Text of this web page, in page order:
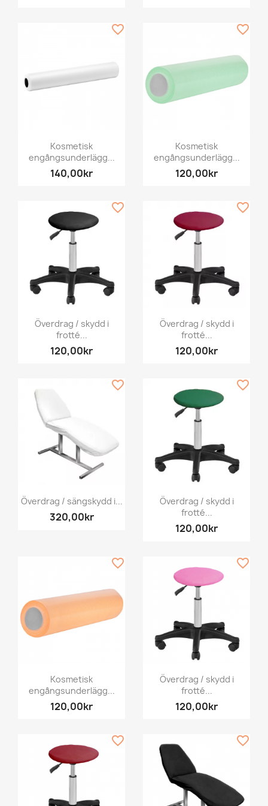
Kosmetisk
engångsunderlägg...
140,00kr
favorite_border
Kosmetisk
engångsunderlägg...
120,00kr
favorite_border
Överdrag / skydd i
frotté...
120,00kr
favorite_border
Överdrag / skydd i
frotté...
120,00kr
favorite_border
Överdrag / sängskydd i...
320,00kr
favorite_border
Överdrag / skydd i
frotté...
120,00kr
favorite_border
Kosmetisk
engångsunderlägg...
120,00kr
favorite_border
Överdrag / skydd i
frotté...
120,00kr
favorite_border
favorite_border favorite_border